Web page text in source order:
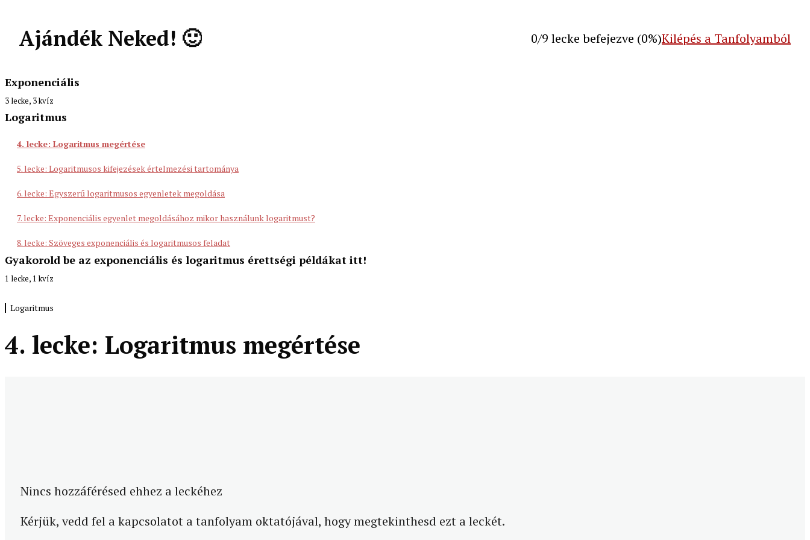
Ajándék Neked! 🙂 0/9 lecke befejezve (0%)Kilépés a Tanfolyamból
Exponenciális
1. lecke: Hatványozás azonosságai exponenciális kifejezésekre értelmezve
3 lecke, 3 kvíz
Logaritmus
4. lecke: Logaritmus megértése
5. lecke: Logaritmusos kifejezések értelmezési tartománya
6. lecke: Egyszerű logaritmusos egyenletek megoldása
7. lecke: Exponenciális egyenlet megoldásához mikor használunk logaritmust?
8. lecke: Szöveges exponenciális és logaritmusos feladat
Gyakorold be az exponenciális és logaritmus érettségi példákat itt!
Érettségi példák (HF)
1 lecke, 1 kvíz
Logaritmus
4. lecke: Logaritmus megértése
Nincs hozzáférésed ehhez a leckéhez
Kérjük, vedd fel a kapcsolatot a tanfolyam oktatójával, hogy megtekinthesd ezt a leckét.